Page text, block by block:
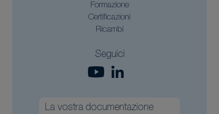
Formazione
Certificazioni
Ricambi
Seguici
La vostra documentazione